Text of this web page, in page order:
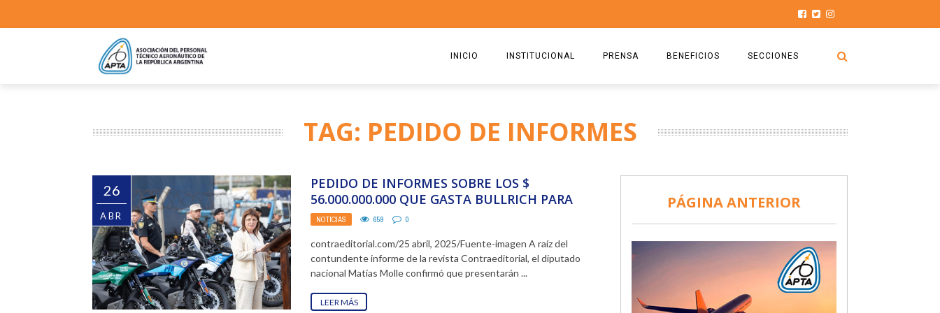
INICIO INSTITUCIONAL
ESTATUTO
RICARDO CIRIELLI
PRENSA
2025
BENEFICIOS
COMISIÓN
DOCUMENTOS
SEGURO DE SEPELIOS
SECCIONES
HISTORIAS DE LUCHA
TURISMO Y RECREACIÓN
TAG: PEDIDO DE INFORMES
26
ABR
PEDIDO DE INFORMES SOBRE LOS $
56.000.000.000 QUE GASTA BULLRICH PARA
REPRIMIR
NOTICIAS 659 0
contraeditorial.com/25 abril, 2025/Fuente-imagen A raíz del
contundente informe de la revista Contraeditorial, el diputado
nacional Matías Molle confirmó que presentarán ...
LEER MÁS
PÁGINA ANTERIOR